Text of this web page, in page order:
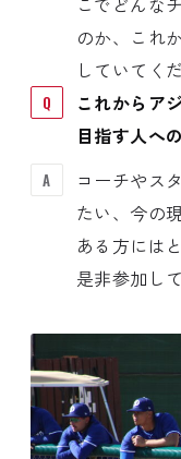
のか、これ
していてく
これからア
目指す人へ
コーチやス
たい、今の
ある方には
是非参加し